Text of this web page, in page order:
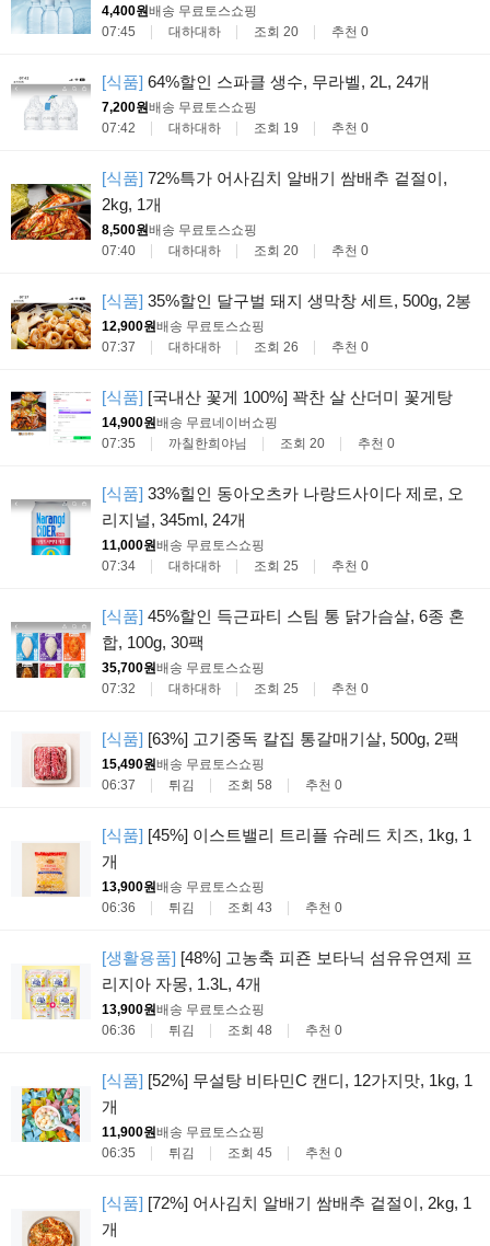
4,400원배송 무료토스쇼핑
07:45
대하대하 조회 20 추천 0
[식품] 64%할인 스파클 생수, 무라벨, 2L, 24개
7,200원배송 무료토스쇼핑
07:42
대하대하 조회 19 추천 0
[식품] 72%특가 어사김치 알배기 쌈배추 겉절이,
2kg, 1개
8,500원배송 무료토스쇼핑
07:40
대하대하 조회 20 추천 0
[식품] 35%할인 달구벌 돼지 생막창 세트, 500g, 2봉
12,900원배송 무료토스쇼핑
07:37
대하대하 조회 26 추천 0
[식품] [국내산 꽃게 100%] 꽉찬 살 산더미 꽃게탕
14,900원배송 무료네이버쇼핑
07:35
까칠한희야님 조회 20 추천 0
[식품] 33%힐인 동아오츠카 나랑드사이다 제로, 오
리지널, 345ml, 24개
11,000원배송 무료토스쇼핑
07:34
대하대하 조회 25 추천 0
[식품] 45%할인 득근파티 스팀 통 닭가슴살, 6종 혼
합, 100g, 30팩
35,700원배송 무료토스쇼핑
07:32
대하대하 조회 25 추천 0
[식품] [63%] 고기중독 칼집 통갈매기살, 500g, 2팩
15,490원배송 무료토스쇼핑
06:37
튀김 조회 58 추천 0
[식품] [45%] 이스트밸리 트리플 슈레드 치즈, 1kg, 1
개
13,900원배송 무료토스쇼핑
06:36
튀김 조회 43 추천 0
[생활용품] [48%] 고농축 피죤 보타닉 섬유유연제 프
리지아 자몽, 1.3L, 4개
13,900원배송 무료토스쇼핑
06:36
튀김 조회 48 추천 0
[식품] [52%] 무설탕 비타민C 캔디, 12가지맛, 1kg, 1
개
11,900원배송 무료토스쇼핑
06:35
튀김 조회 45 추천 0
[식품] [72%] 어사김치 알배기 쌈배추 겉절이, 2kg, 1
개